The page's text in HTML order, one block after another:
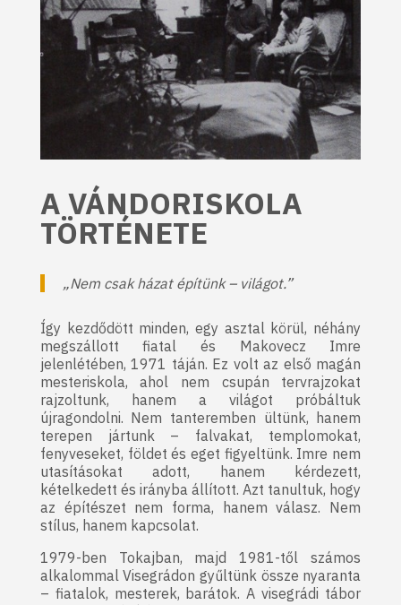
A VÁNDORISKOLA
TÖRTÉNETE
„Nem csak házat építünk – világot.”
Így kezdődött minden, egy asztal körül, néhány
megszállott fiatal és Makovecz Imre
jelenlétében, 1971 táján. Ez volt az első magán
mesteriskola, ahol nem csupán tervrajzokat
rajzoltunk, hanem a világot próbáltuk
újragondolni. Nem tanteremben ültünk, hanem
terepen jártunk – falvakat, templomokat,
fenyveseket, földet és eget figyeltünk. Imre nem
utasításokat adott, hanem kérdezett,
kételkedett és irányba állított. Azt tanultuk, hogy
az építészet nem forma, hanem válasz. Nem
stílus, hanem kapcsolat.
1979-ben Tokajban, majd 1981-től számos
alkalommal Visegrádon gyűltünk össze nyaranta
– fiatalok, mesterek, barátok. A visegrádi tábor